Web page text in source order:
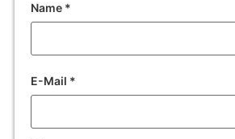
Name *
E-Mail *